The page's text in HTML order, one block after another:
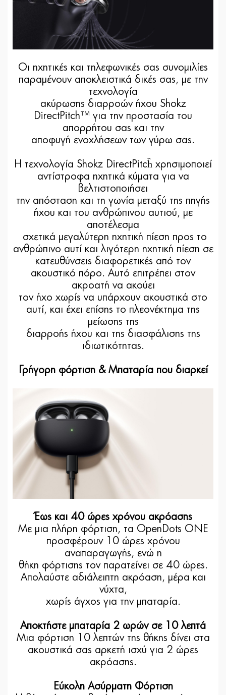
Οι ηχητικές και τηλεφωνικές σας συνομιλίες
παραμένουν αποκλειστικά δικές σας, με την
τεχνολογία
ακύρωσης διαρροών ήχου Shokz
DirectPitch™ για την προστασία του
απορρήτου σας και την
αποφυγή ενοχλήσεων των γύρω σας.
Η τεχνολογία Shokz DirectPitch̏ χρησιμοποιεί
αντίστροφα ηχητικά κύματα για να
βελτιστοποιήσει
την απόσταση και τη γωνία μεταξύ της πηγής
ήχου και του ανθρώπινου αυτιού, με
αποτέλεσμα
σχετικά μεγαλύτερη ηχητική πίεση προς το
ανθρώπινο αυτί και λιγότερη ηχητική πίεση σε
κατευθύνσεις διαφορετικές από τον
ακουστικό πόρο. Αυτό επιτρέπει στον
ακροατή να ακούει
τον ήχο χωρίς να υπάρχουν ακουστικά στο
αυτί, και έχει επίσης το πλεονέκτημα της
μείωσης της
διαρροής ήχου και της διασφάλισης της
ιδιωτικότητας.
Γρήγορη φόρτιση & Μπαταρία που διαρκεί
Έως και 40 ώρες χρόνου ακρόασης
Με μια πλήρη φόρτιση, τα OpenDots ONE
προσφέρουν 10 ώρες χρόνου
αναπαραγωγής, ενώ η
θήκη φόρτισης τον παρατείνει σε 40 ώρες.
Απολαύστε αδιάλειπτη ακρόαση, μέρα και
νύχτα,
χωρίς άγχος για την μπαταρία.
Αποκτήστε μπαταρία 2 ωρών σε 10 λεπτά
Μια φόρτιση 10 λεπτών της θήκης δίνει στα
ακουστικά σας αρκετή ισχύ για 2 ώρες
ακρόασης.
Εύκολη Ασύρματη Φόρτιση